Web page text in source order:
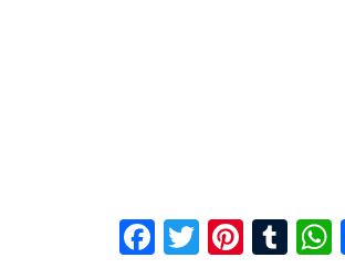
Facebook
Twitter